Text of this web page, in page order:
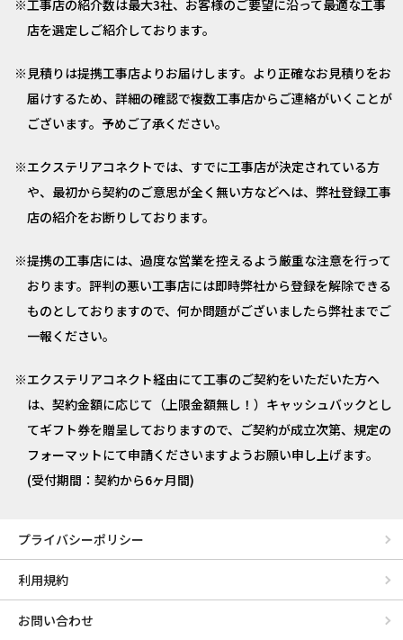
工事店の紹介数は最大3社、お客様のご要望に沿って最適な工事
店を選定しご紹介しております。
見積りは提携工事店よりお届けします。より正確なお見積りをお
届けするため、詳細の確認で複数工事店からご連絡がいくことが
ございます。予めご了承ください。
エクステリアコネクトでは、すでに工事店が決定されている方
や、最初から契約のご意思が全く無い方などへは、弊社登録工事
店の紹介をお断りしております。
提携の工事店には、過度な営業を控えるよう厳重な注意を行って
おります。評判の悪い工事店には即時弊社から登録を解除できる
ものとしておりますので、何か問題がございましたら弊社までご
一報ください。
エクステリアコネクト経由にて工事のご契約をいただいた方へ
は、契約金額に応じて（上限金額無し！）キャッシュバックとし
てギフト券を贈呈しておりますので、ご契約が成立次第、規定の
フォーマットにて申請くださいますようお願い申し上げます。
(受付期間：契約から6ヶ月間)
プライバシーポリシー
利用規約
お問い合わせ